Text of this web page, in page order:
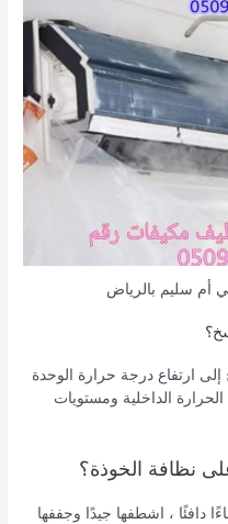
أم سليم بالرياض
ارتفاع درجة حرارة الوحدة
الداخلية ومستويات
نظافة الخوذة؟
دافئًا ، اشطفها جيدًا وجففها